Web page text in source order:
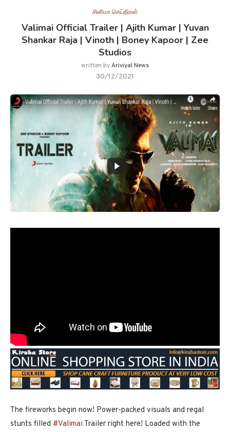
சினிமா செய்திகள்
Valimai Official Trailer | Ajith Kumar | Yuvan
Shankar Raja | Vinoth | Boney Kapoor | Zee
Studios
written byAriviyal News
30/12/2021
The fireworks begin now! Power-packed visuals and regal
stunts filled #Valimai Trailer right here! Loaded with the